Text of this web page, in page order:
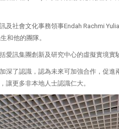
及社會文化事務領事Endah Rachmi
和他的團隊。
愛訊集團創新及研究中心的虛擬實境實
深了認識，認為未來可加強合作，促
讓更多非本地人士認識仁大。